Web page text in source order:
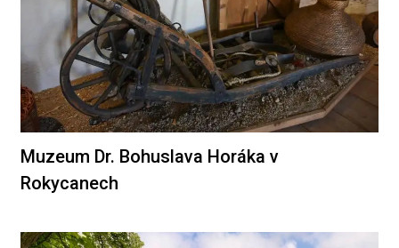
Muzeum Dr. Bohuslava Horáka v
Rokycanech